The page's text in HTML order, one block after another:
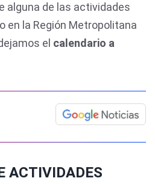
alguna de las actividades
en la Región Metropolitana
el calendario a
ACTIVIDADES